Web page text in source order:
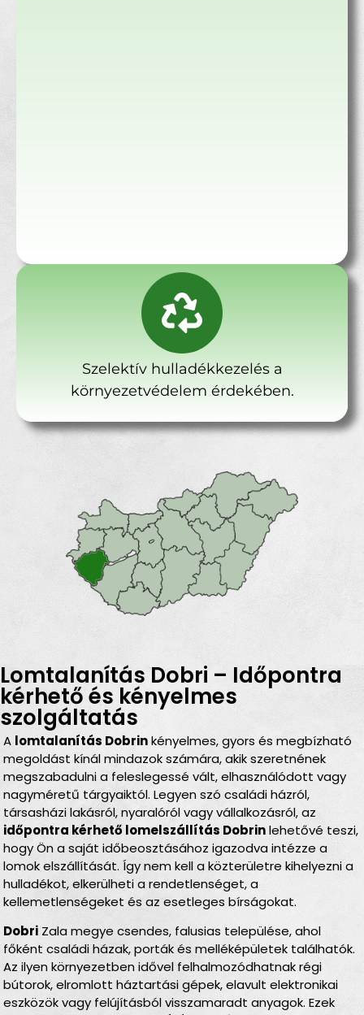
Szelektív hulladékkezelés a
környezetvédelem érdekében.
Lomtalanítás Dobri – Időpontra
kérhető és kényelmes
szolgáltatás
A lomtalanítás Dobrinkényelmes, gyors és megbízható
megoldást kínál mindazok számára, akik szeretnének
megszabadulni a feleslegessé vált, elhasználódott vagy
nagyméretű tárgyaiktól. Legyen szó családi házról,
társasházi lakásról, nyaralóról vagy vállalkozásról, az
időpontra kérhető lomelszállítás Dobrinlehetővé teszi,
hogy Ön a saját időbeosztásához igazodva intézze a
lomok elszállítását. Így nem kell a közterületre kihelyezni a
hulladékot, elkerülheti a rendetlenséget, a
kellemetlenségeket és az esetleges bírságokat.
Dobri Zala megye csendes, falusias települése, ahol
főként családi házak, porták és melléképületek találhatók.
Az ilyen környezetben idővel felhalmozódhatnak régi
bútorok, elromlott háztartási gépek, elavult elektronikai
eszközök vagy felújításból visszamaradt anyagok. Ezek